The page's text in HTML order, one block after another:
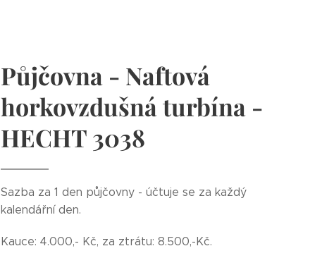
Půjčovna - Naftová
horkovzdušná turbína -
HECHT 3038
Sazba za 1 den půjčovny - účtuje se za každý
kalendářní den.
Kauce: 4.000,- Kč, za ztrátu: 8.500,-Kč.